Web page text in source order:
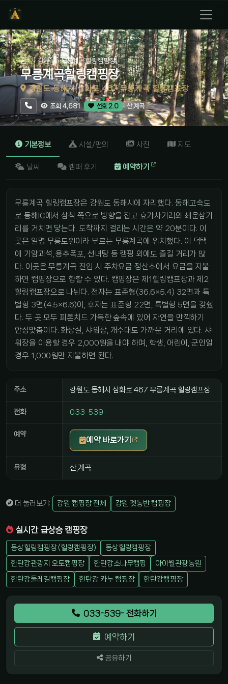
홈 강원 무릉계곡힐링캠핑장
무릉계곡힐링캠핑장
강원도 동해시 삼화로 467 무릉계곡 힐링캠프장
조회 4,681 선호 2.0 산,계곡
기본정보 시설/편의 사진 지도
날씨 캠퍼 후기 예약하기
무릉계곡 힐링캠프장은 강원도 동해시에 자리했다. 동해고속도
로 동해IC에서 삼척 쪽으로 방향을 잡고 효가사거리와 쇄운삼거
리를 거치면 닿는다. 도착까지 걸리는 시간은 약 20분이다. 이
곳은 일명 무릉도원이라 부르는 무릉계곡에 위치했다. 이 덕택
에 기암괴석, 용추폭포, 선녀탕 등 캠핑 외에도 즐길 거리가 많
다. 이곳은 무릉계곡 진입 시 주차요금 정산소에서 요금을 지불
하면 캠핑장으로 향할 수 있다. 캠핑장은 제1힐링캠프장과 제2
힐링캠프장으로 나뉜다. 전자는 표준형(36.6×5.4) 32면과 특
별형 3면(4.5×6.6)이, 후자는 표준형 22면, 특별형 5면을 갖췄
다. 두 곳 모두 피톤치드 가득한 숲속에 있어 자연을 만끽하기
안성맞춤이다. 화장실, 샤워장, 개수대도 가까운 거리에 있다. 샤
워장을 이용할 경우 2,000원을 내야 하며, 학생, 어린이, 군인일
경우 1,000원만 지불하면 된다.
주소 강원도 동해시 삼화로 467 무릉계곡 힐링캠프장
전화 033-539-
예약
예약 바로가기
유형 산,계곡
더 둘러보기: 강원 캠핑장 전체 강원 펫동반 캠핑장
실시간 급상승 캠핑장
동상힐링캠핑장 (힐링캠핑장)
동상힐링캠핑장
한탄강관광지 오토캠핑장
한탄강소나무캠핑
아이월관광농원
한탄강둘레길캠핑장
한탄강 카누 캠핑장 한탄강캠핑장
033-539- 전화하기
예약하기
공유하기